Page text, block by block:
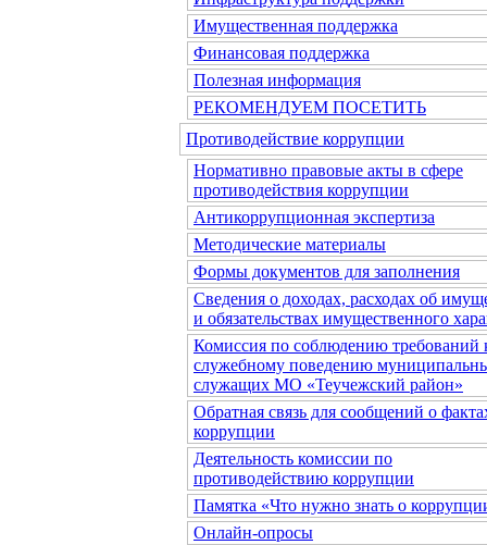
Имущественная поддержка
Финансовая поддержка
Полезная информация
РЕКОМЕНДУЕМ ПОСЕТИТЬ
Противодействие коррупции
Нормативно правовые акты в сфере
противодействия коррупции
Антикоррупционная экспертиза
Методические материалы
Формы документов для заполнения
Сведения о доходах, расходах об
и обязательствах имущественного
Комиссия по соблюдению требований
служебному поведению
служащих МО «Теучежский район»
Обратная связь для сообщений о
коррупции
Деятельность комиссии по
противодействию коррупции
Памятка «Что нужно знать о
Онлайн-опросы